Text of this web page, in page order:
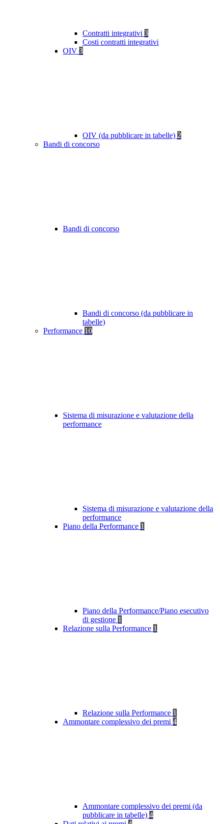
Contratti integrativi 3
Costi contratti integrativi
OIV 3
OIV (da pubblicare in tabelle) 2
Bandi di concorso
Bandi di concorso
Bandi di concorso (da pubblicare in
tabelle)
Performance 10
Sistema di misurazione e valutazione della
performance
Sistema di misurazione e valutazione della
performance
Piano della Performance 1
Piano della Performance/Piano esecutivo
di gestione 1
Relazione sulla Performance 1
Relazione sulla Performance 1
Ammontare complessivo dei premi 4
Ammontare complessivo dei premi (da
pubblicare in tabelle) 4